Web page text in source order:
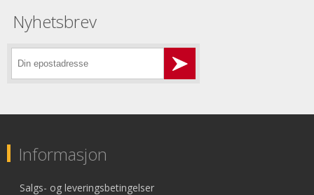
Nyhetsbrev
Informasjon
Salgs- og leveringsbetingelser